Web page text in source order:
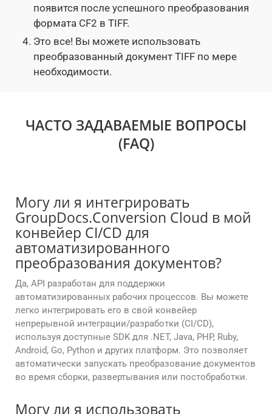
появится после успешного преобразования
формата CF2 в TIFF.
Это все! Вы можете использовать
преобразованный документ TIFF по мере
необходимости.
ЧАСТО ЗАДАВАЕМЫЕ ВОПРОСЫ
(FAQ)
Могу ли я интегрировать
GroupDocs.Conversion Cloud в мой
конвейер CI/CD для
автоматизированного
преобразования документов?
Да, API разработан для поддержки
автоматизированных рабочих процессов. Вы можете
легко интегрировать его в свой конвейер
непрерывной интеграции/разработки (CI/CD),
используя доступные SDK для .NET, Java, PHP, Ruby,
Android, Go, Python и других платформ. Это позволяет
автоматически запускать преобразование документов
во время сборки, развертывания или постобработки.
Могу ли я использовать